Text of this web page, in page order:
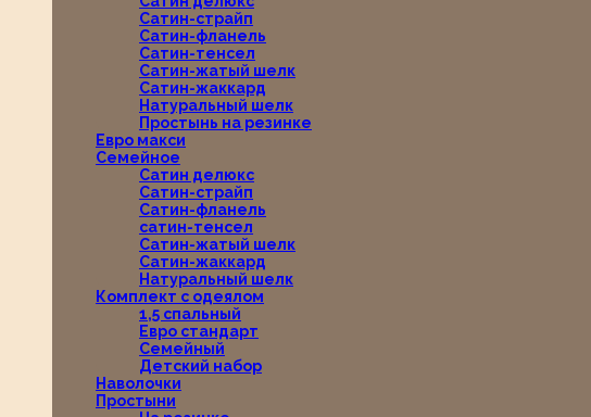
Сатин-страйп
Сатин-фланель
Сатин-тенсел
Сатин-жатый шелк
Сатин-жаккард
Натуральный шелк
Простынь на резинке
Евро макси
Семейное
Сатин делюкс
Сатин-страйп
Сатин-фланель
сатин-тенсел
Сатин-жатый шелк
Сатин-жаккард
Натуральный шелк
Комплект с одеялом
1,5 спальный
Евро стандарт
Семейный
Детский набор
Наволочки
Простыни